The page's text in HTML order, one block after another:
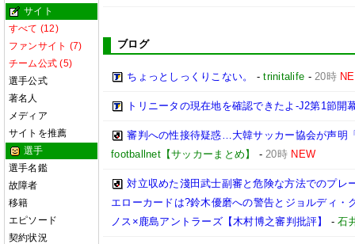
サイト
すべて (12)
ファンサイト (7)
チーム公式 (5)
選手公式
著名人
メディア
サイトを推薦
選手
選手名鑑
故障者
移籍
エピソード
契約状況
ブログ
ちょっとしっくりこない。 -trinitalife -20時
トリニータの現在地を確認できたよ-J2第1節開
審判への性接待疑惑…大韓サッカー協会が声明
footballnet【サッカーまとめ】
-20時 NEW
対立収めた淺田武士副審と危険な方法でのプレ
エローカードは?鈴木優磨への警告とジョルディ
ノス×鹿島アントラーズ【木村博之審判批評】
-石